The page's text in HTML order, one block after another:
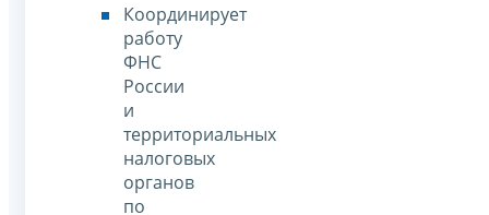
Координирует
работу
ФНС
России
и
территориальных
налоговых
органов
по